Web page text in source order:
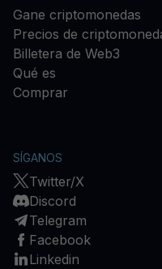
Gane criptomonedas
Precios de
Billetera de Web3
Qué es
Comprar
SÍGANOS
Twitter/X
Discord
Telegram
Facebook
Linkedin